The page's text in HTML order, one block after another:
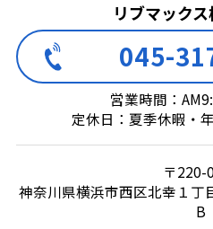
リブマック
045-
営業時間：
定休日：夏季休暇・
〒220-
神奈川県横浜市西区北幸１丁
B